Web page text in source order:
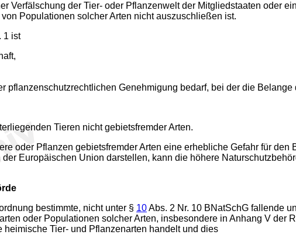
Verfälschung der Tier- oder Pflanzenwelt der Mitgliedstaaten oder
Populationen solcher Arten nicht auszuschließen ist.
1 ist
pflanzenschutzrechtlichen Genehmigung bedarf, bei der die
Tieren nicht gebietsfremder Arten.
oder Pflanzen gebietsfremder Arten eine erhebliche Gefahr für
Europäischen Union darstellen, kann die höhere
bestimmte, nicht unter § 10Abs. 2 Nr. 10 BNatSchG fallende
oder Populationen solcher Arten, insbesondere in Anhang V der
Tier- und Pflanzenarten handelt und dies